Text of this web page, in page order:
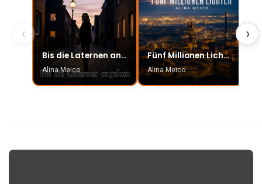
‹
Bis die Laternen angehen
Alina Meico
Fünf Millionen Lichter
Alina Meico
›